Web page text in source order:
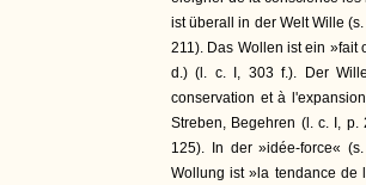
ist überall in der Welt Wille
211). Das Wollen ist ein »fait
d.) (l. c. I, 303 f.). Der
conservation et à
Streben, Begehren (l. c. I,
125). In der »idée-force«
Wollung ist »la tendance de